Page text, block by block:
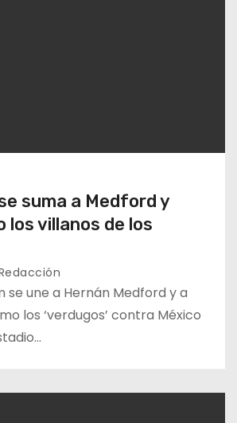
suma a Medford y
los villanos de los
se une a Hernán Medford y a
los ‘verdugos’ contra México